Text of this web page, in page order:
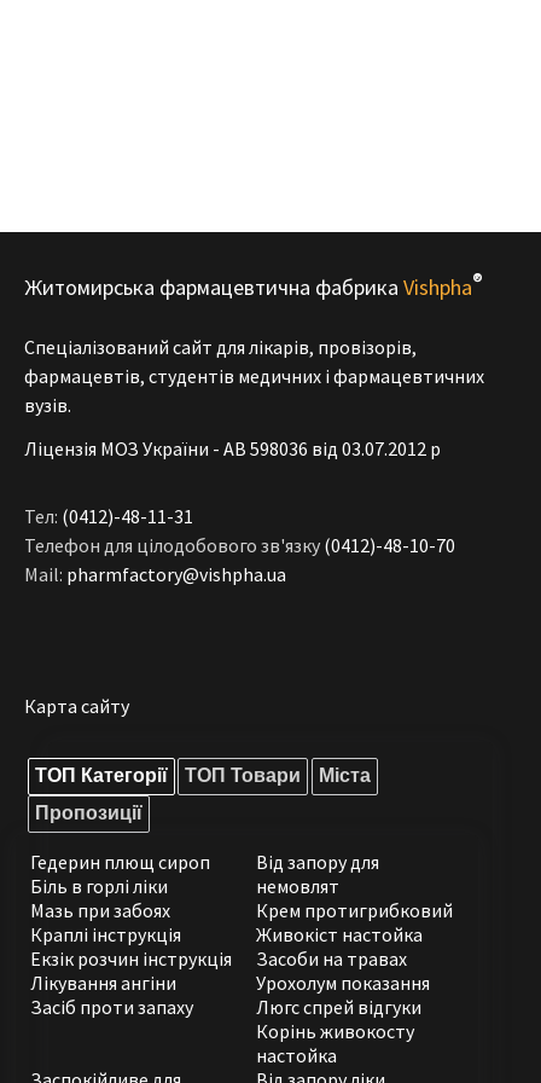
Житомирська фармацевтична фабрика Vishpha®
Спеціалізований сайт для лікарів, провізорів,
фармацевтів, студентів медичних і фармацевтичних
вузів.
Ліцензія МОЗ України - АВ 598036 від 03.07.2012 р
Тел: (0412)-48-11-31
Телефон для цілодобового зв'язку (0412)-48-10-70
Mail: pharmfactory@vishpha.ua
Карта сайту
ТОП Категорії ТОП Товари
Міста
Пропозиції
Гедерин плющ сироп
Біль в горлі ліки
Мазь при забоях
Краплі інструкція
Екзік розчин інструкція
Лікування ангіни
Засіб проти запаху
Від запору для
немовлят
Крем протигрибковий
Живокіст настойка
Засоби на травах
Урохолум показання
Люгс спрей відгуки
Корінь живокосту
настойка